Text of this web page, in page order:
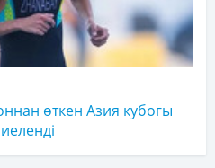
өткен Азия кубогы